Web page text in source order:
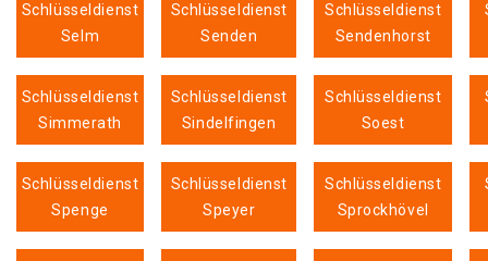
Schlüsseldienst
Selm
Schlüsseldienst
Senden
Schlüsseldienst
Sendenhorst
Schlüsseldienst
Simmerath
Schlüsseldienst
Sindelfingen
Schlüsseldienst
Soest
Schlüsseldienst
Spenge
Schlüsseldienst
Speyer
Schlüsseldienst
Sprockhövel